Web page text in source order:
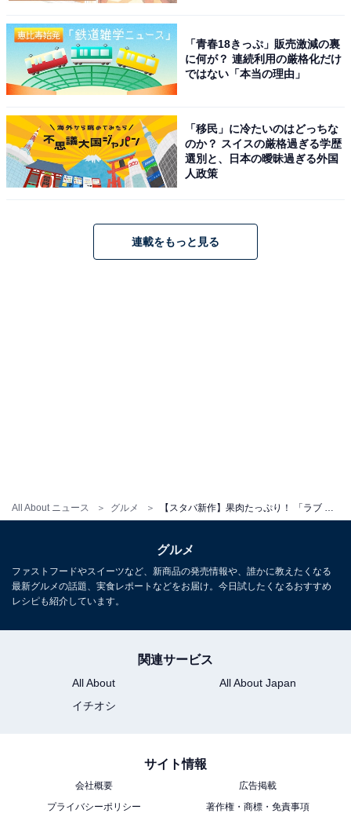
All About ニュース グルメ
店内利用の場合：700円
「白桃＆アールグレイケーキ」
540円
【スタバ】大人気商品が3年ぶりに復活！ 暑い
夏の喉を潤す「ほうじ茶＆クラシックティーラ
テ」を実食
「青春18きっぷ」販売激減の裏
に何が？ 連続利用の厳格化だけ
ではない「本当の理由」
「移民」に冷たいのはどっちな
のか？ スイスの厳格過ぎる学歴
選別と、日本の曖昧過ぎる外国
人政策
連載をもっと見る
グルメ
ファストフードやスイーツなど、新商品の発売情報や、誰かに教えたくなる
最新グルメの話題、実食レポートなどをお届け。今日試したくなるおすすめ
レシピも紹介しています。
関連サービス
All About
All About Japan
イチオシ
サイト情報
会社概要
広告掲載
プライバシーポリシー
著作権・商標・免責事項